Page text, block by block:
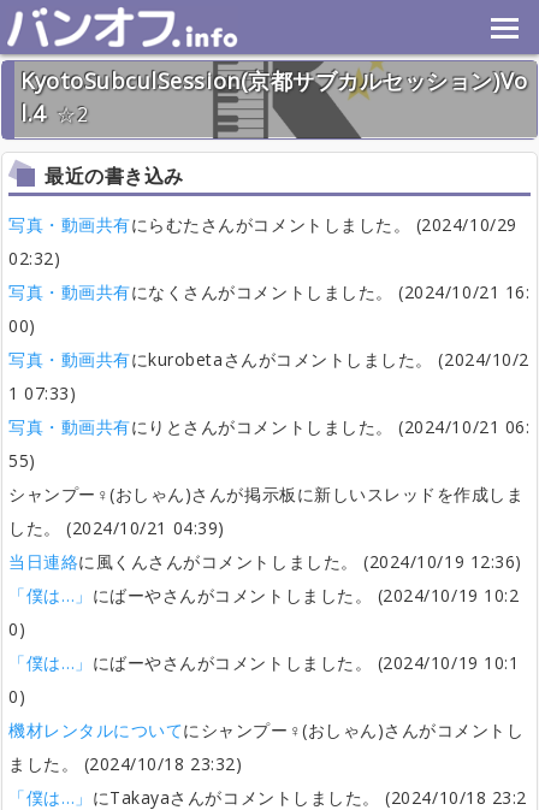
KyotoSubculSession(京都サブカルセッション)Vo
l.4
2
2024年10月19日(土) 終了
34名
最近の書き込み
写真・動画共有にらむたさんがコメントしました。 (2024/10/29
02:32)
写真・動画共有になくさんがコメントしました。 (2024/10/21 16:
00)
写真・動画共有にkurobetaさんがコメントしました。 (2024/10/2
1 07:33)
写真・動画共有にりとさんがコメントしました。 (2024/10/21 06:
55)
シャンプー♀(おしゃん)さんが掲示板に新しいスレッドを作成しま
した。 (2024/10/21 04:39)
当日連絡に風くんさんがコメントしました。 (2024/10/19 12:36)
「僕は…」 にばーやさんがコメントしました。 (2024/10/19 10:2
0)
「僕は…」 にばーやさんがコメントしました。 (2024/10/19 10:1
0)
機材レンタルについてにシャンプー♀(おしゃん)さんがコメントし
ました。 (2024/10/18 23:32)
「僕は…」 にTakayaさんがコメントしました。 (2024/10/18 23:2